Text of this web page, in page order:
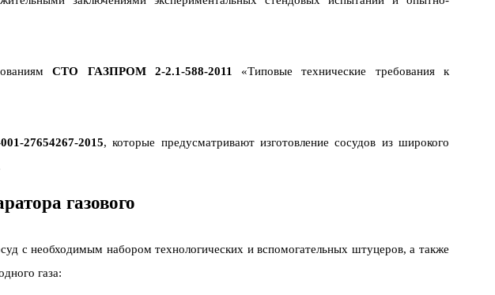
СТО ГАЗПРОМ 2-2.1-588-2011
«Типовые технические требования к
27654267-2015, которые предусматривают изготовление сосудов из широкого
газового
с необходимым набором технологических и вспомогательных штуцеров, а также
газа: